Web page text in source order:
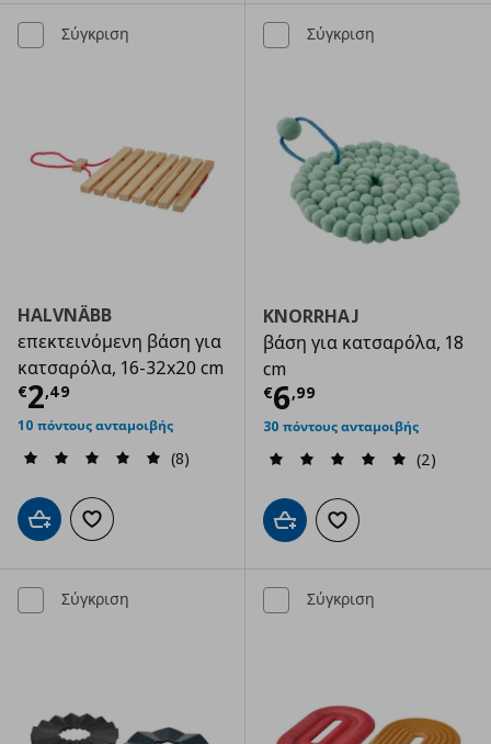
Σύγκριση
HALVNÄBB
επεκτεινόμενη βάση για
κατσαρόλα, 16-32x20 cm
€2,49
Τρέχουσα τιμή € 2,49
10 πόντους ανταμοιβής
(8)
Προσθήκη στο καλάθι
Προσθήκη στα αγαπημένα
Σύγκριση
KNORRHAJ
βάση για κατσαρόλα, 18
cm
€6,99
Τρέχουσα
30 πόντους ανταμοιβής
(2)
Προσθήκη στο καλάθι
Προσθήκη στα
Σύγκριση Σύγκριση